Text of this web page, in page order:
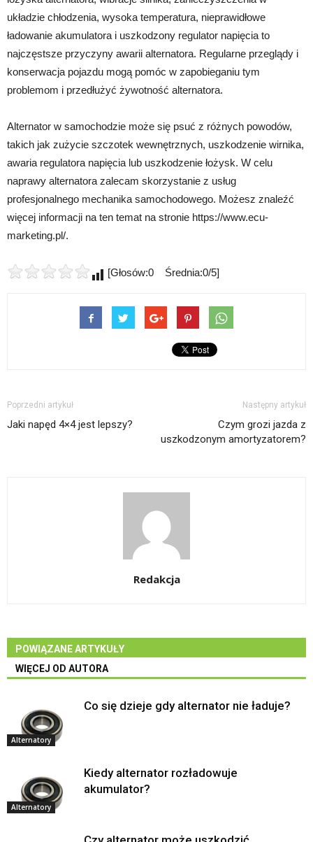
układzie chłodzenia, wysoka temperatura, nieprawidłowe
ładowanie akumulatora i uszkodzony regulator napięcia to
najczęstsze przyczyny awarii alternatora. Regularne przeglądy i
konserwacja pojazdu mogą pomóc w zapobieganiu tym
problemom i przedłużyć żywotność alternatora.
Alternator w samochodzie może się psuć z różnych powodów,
takich jak zużycie szczotek wewnętrznych, uszkodzenie wirnika,
awaria regulatora napięcia lub uszkodzenie łożysk. W celu
naprawy alternatora zalecam skorzystanie z usług
profesjonalnego mechanika samochodowego. Możesz znaleźć
więcej informacji na ten temat na stronie https://www.ecu-
marketing.pl/.
[Głosów:0 Średnia:0/5]
Poprzedni artykuł
Jaki napęd 4×4 jest lepszy?
Następny artykuł
Czym grozi jazda z
uszkodzonym amortyzatorem?
Redakcja
POWIĄZANE ARTYKUŁY
WIĘCEJ OD AUTORA
Alternatory
Co się dzieje gdy alternator nie ładuje?
Alternatory
Kiedy alternator rozładowuje
akumulator?